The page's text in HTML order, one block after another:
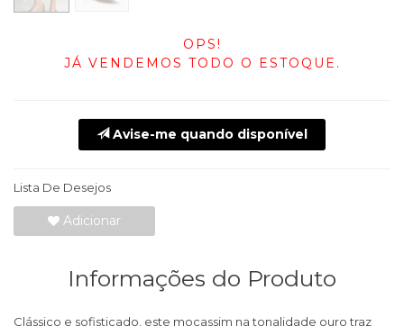
OPS!
JÁ VENDEMOS TODO O ESTOQUE.
Avise-me quando disponível
Lista De Desejos
Adicionar
Informações do Produto
Clássico e sofisticado, este mocassim na tonalidade ouro traz